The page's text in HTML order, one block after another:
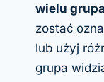
wielu
zostać
lub użyj
grupa